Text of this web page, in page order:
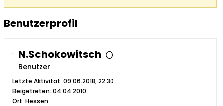
Benutzerprofil
N.Schokowitsch
Benutzer
Letzte Aktivität: 09.06.2018, 22:30
Beigetreten: 04.04.2010
Ort: Hessen